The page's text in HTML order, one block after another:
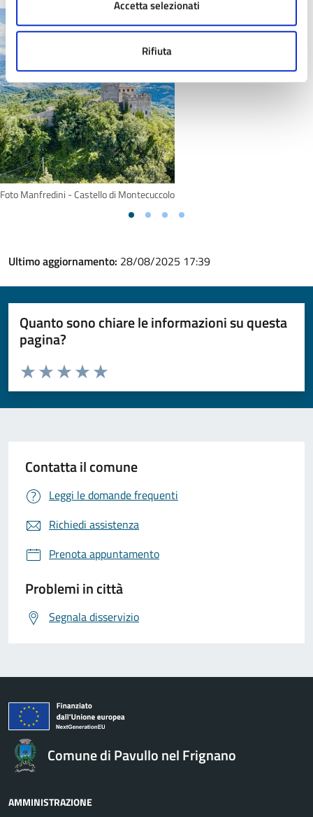
Accetta selezionati
Rifiuta
Foto Manfredini - Castello di Montecuccolo
Ultimo aggiornamento: 28/08/2025 17:39
Quanto sono chiare le informazioni su questa
pagina?
Valuta da 1 a 5 stelle la pagina
Valuta 5 stelle su 5
Valuta 4 stelle su 5
Valuta 3 stelle su 5
Valuta 2 stelle su 5
Valuta 1 stelle su 5
Contatta il comune
Leggi le domande frequenti
Richiedi assistenza
Prenota appuntamento
Problemi in città
Segnala disservizio
Comune di Pavullo nel Frignano
AMMINISTRAZIONE